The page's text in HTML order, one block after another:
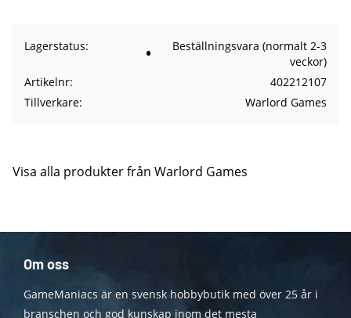
Lagerstatus
Beställningsvara (normalt 2-3
veckor)
Artikelnr
402212107
Tillverkare
Warlord Games
Visa alla produkter från Warlord Games
Om oss
GameManiacs är en svensk hobbybutik med över 25 år i
branschen och god kunskap inom det mesta